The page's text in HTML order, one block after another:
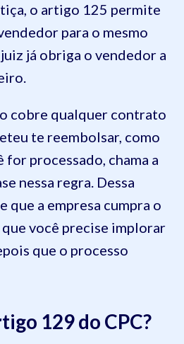
o artigo 125 permite
para o mesmo
já obriga o vendedor a
cobre qualquer contrato
te reembolsar, como
for processado, chama a
nessa regra. Dessa
que a empresa cumpra o
você precise implorar
que o processo
129 do CPC?